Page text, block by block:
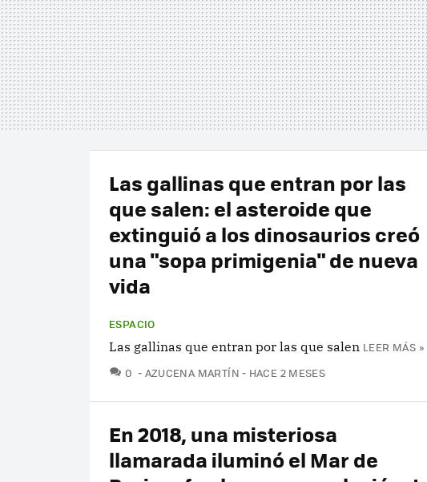
Las gallinas que entran por las
que salen: el asteroide que
extinguió a los dinosaurios creó
una "sopa primigenia" de nueva
vida
ESPACIO
Las gallinas que entran por las que salen LEER MÁS »
0 COMENTARIOS
AZUCENA MARTÍN HACE 2 MESES
En 2018, una misteriosa
llamarada iluminó el Mar de